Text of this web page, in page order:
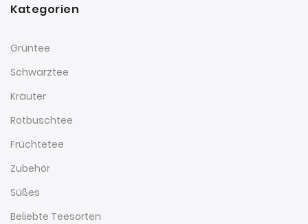
Kategorien
Grüntee
Schwarztee
Kräuter
Rotbuschtee
Früchtetee
Zubehör
Süßes
Beliebte Teesorten